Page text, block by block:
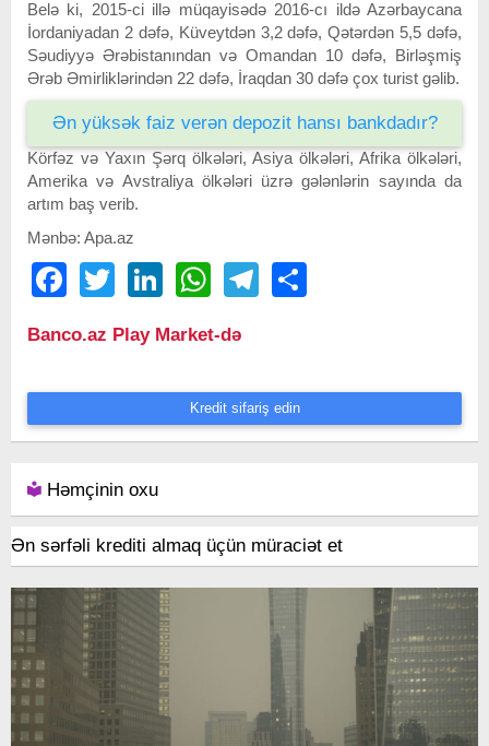
Belə ki, 2015-ci illə müqayisədə 2016-cı ildə Azərbaycana
İordaniyadan 2 dəfə, Küveytdən 3,2 dəfə, Qətərdən 5,5 dəfə,
Səudiyyə Ərəbistanından və Omandan 10 dəfə, Birləşmiş
Ərəb Əmirliklərindən 22 dəfə, İraqdan 30 dəfə çox turist gəlib.
Ən yüksək faiz verən depozit hansı bankdadır?
Körfəz və Yaxın Şərq ölkələri, Asiya ölkələri, Afrika ölkələri,
Amerika və Avstraliya ölkələri üzrə gələnlərin sayında da
artım baş verib.
Mənbə: Apa.az
FacebookTwitter LinkedIn WhatsAppTelegram
Banco.az Play Market-də
Kredit sifariş edin
Həmçinin oxu
Ən sərfəli krediti almaq üçün müraciət et